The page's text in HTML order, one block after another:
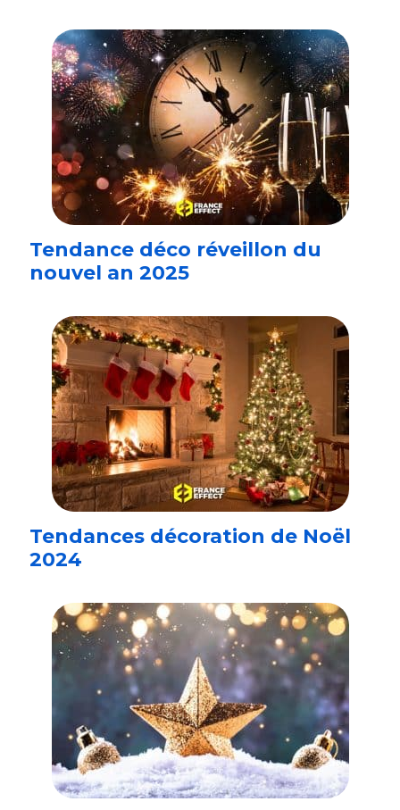
Tendance déco réveillon du
nouvel an 2025
Tendances décoration de Noël
2024